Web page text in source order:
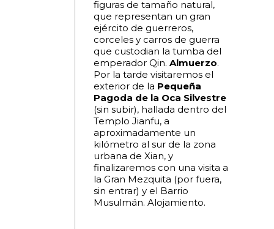
figuras de tamaño natural,
que representan un gran
ejército de guerreros,
corceles y carros de guerra
que custodian la tumba del
emperador Qin.Almuerzo.
Por la tarde visitaremos el
exterior de la Pequeña
Pagoda de la Oca Silvestre
(sin subir), hallada dentro del
Templo Jianfu, a
aproximadamente un
kilómetro al sur de la zona
urbana de Xian, y
finalizaremos con una visita a
la Gran Mezquita (por fuera,
sin entrar) y el Barrio
Musulmán. Alojamiento.